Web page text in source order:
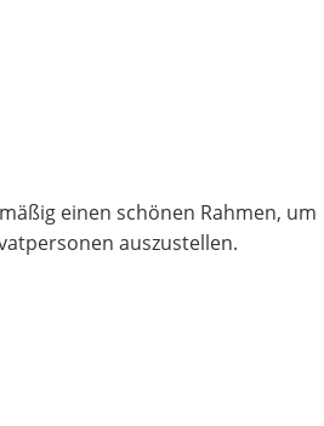
einen schönen Rahmen, um
auszustellen.